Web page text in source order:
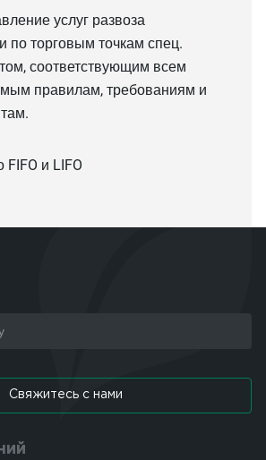
услуг развоза
по торговым точкам спец.
соответствующим всем
правилам, требованиям и
FIFO и LIFO
Свяжитесь с нами